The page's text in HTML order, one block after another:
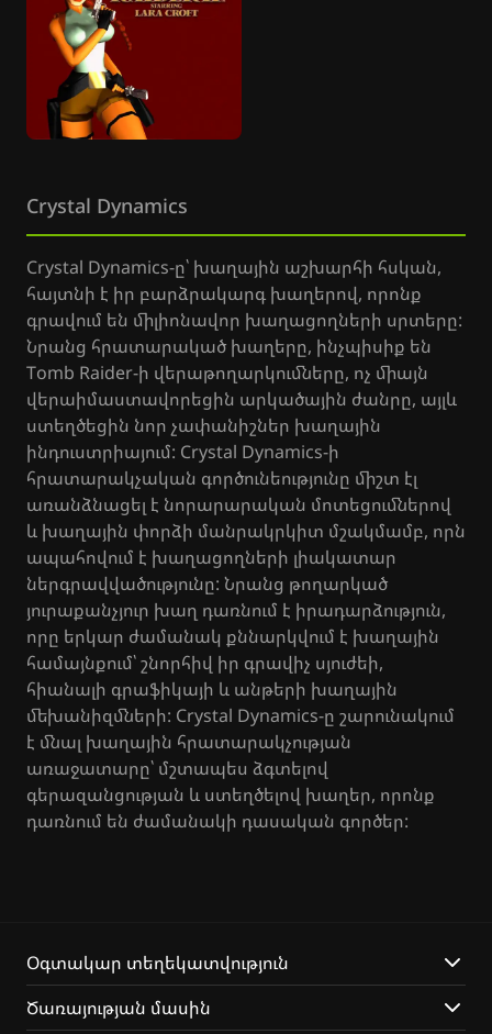
Crystal Dynamics
Crystal Dynamics-ը՝ խաղային աշխարհի հսկան,
հայտնի է իր բարձրակարգ խաղերով, որոնք
գրավում են միլիոնավոր խաղացողների սրտերը:
Նրանց հրատարակած խաղերը, ինչպիսիք են
Tomb Raider-ի վերաթողարկումները, ոչ միայն
վերաիմաստավորեցին արկածային ժանրը, այլև
ստեղծեցին նոր չափանիշներ խաղային
ինդուստրիայում: Crystal Dynamics-ի
հրատարակչական գործունեությունը միշտ էլ
առանձնացել է նորարարական մոտեցումներով
և խաղային փորձի մանրակրկիտ մշակմամբ, որն
ապահովում է խաղացողների լիակատար
ներգրավվածությունը: Նրանց թողարկած
յուրաքանչյուր խաղ դառնում է իրադարձություն,
որը երկար ժամանակ քննարկվում է խաղային
համայնքում՝ շնորհիվ իր գրավիչ սյուժեի,
հիանալի գրաֆիկայի և անթերի խաղային
մեխանիզմների: Crystal Dynamics-ը շարունակում
է մնալ խաղային հրատարակչության
առաջատարը՝ մշտապես ձգտելով
գերազանցության և ստեղծելով խաղեր, որոնք
դառնում են ժամանակի դասական գործեր:
Օգտակար տեղեկատվություն
Ծառայության մասին